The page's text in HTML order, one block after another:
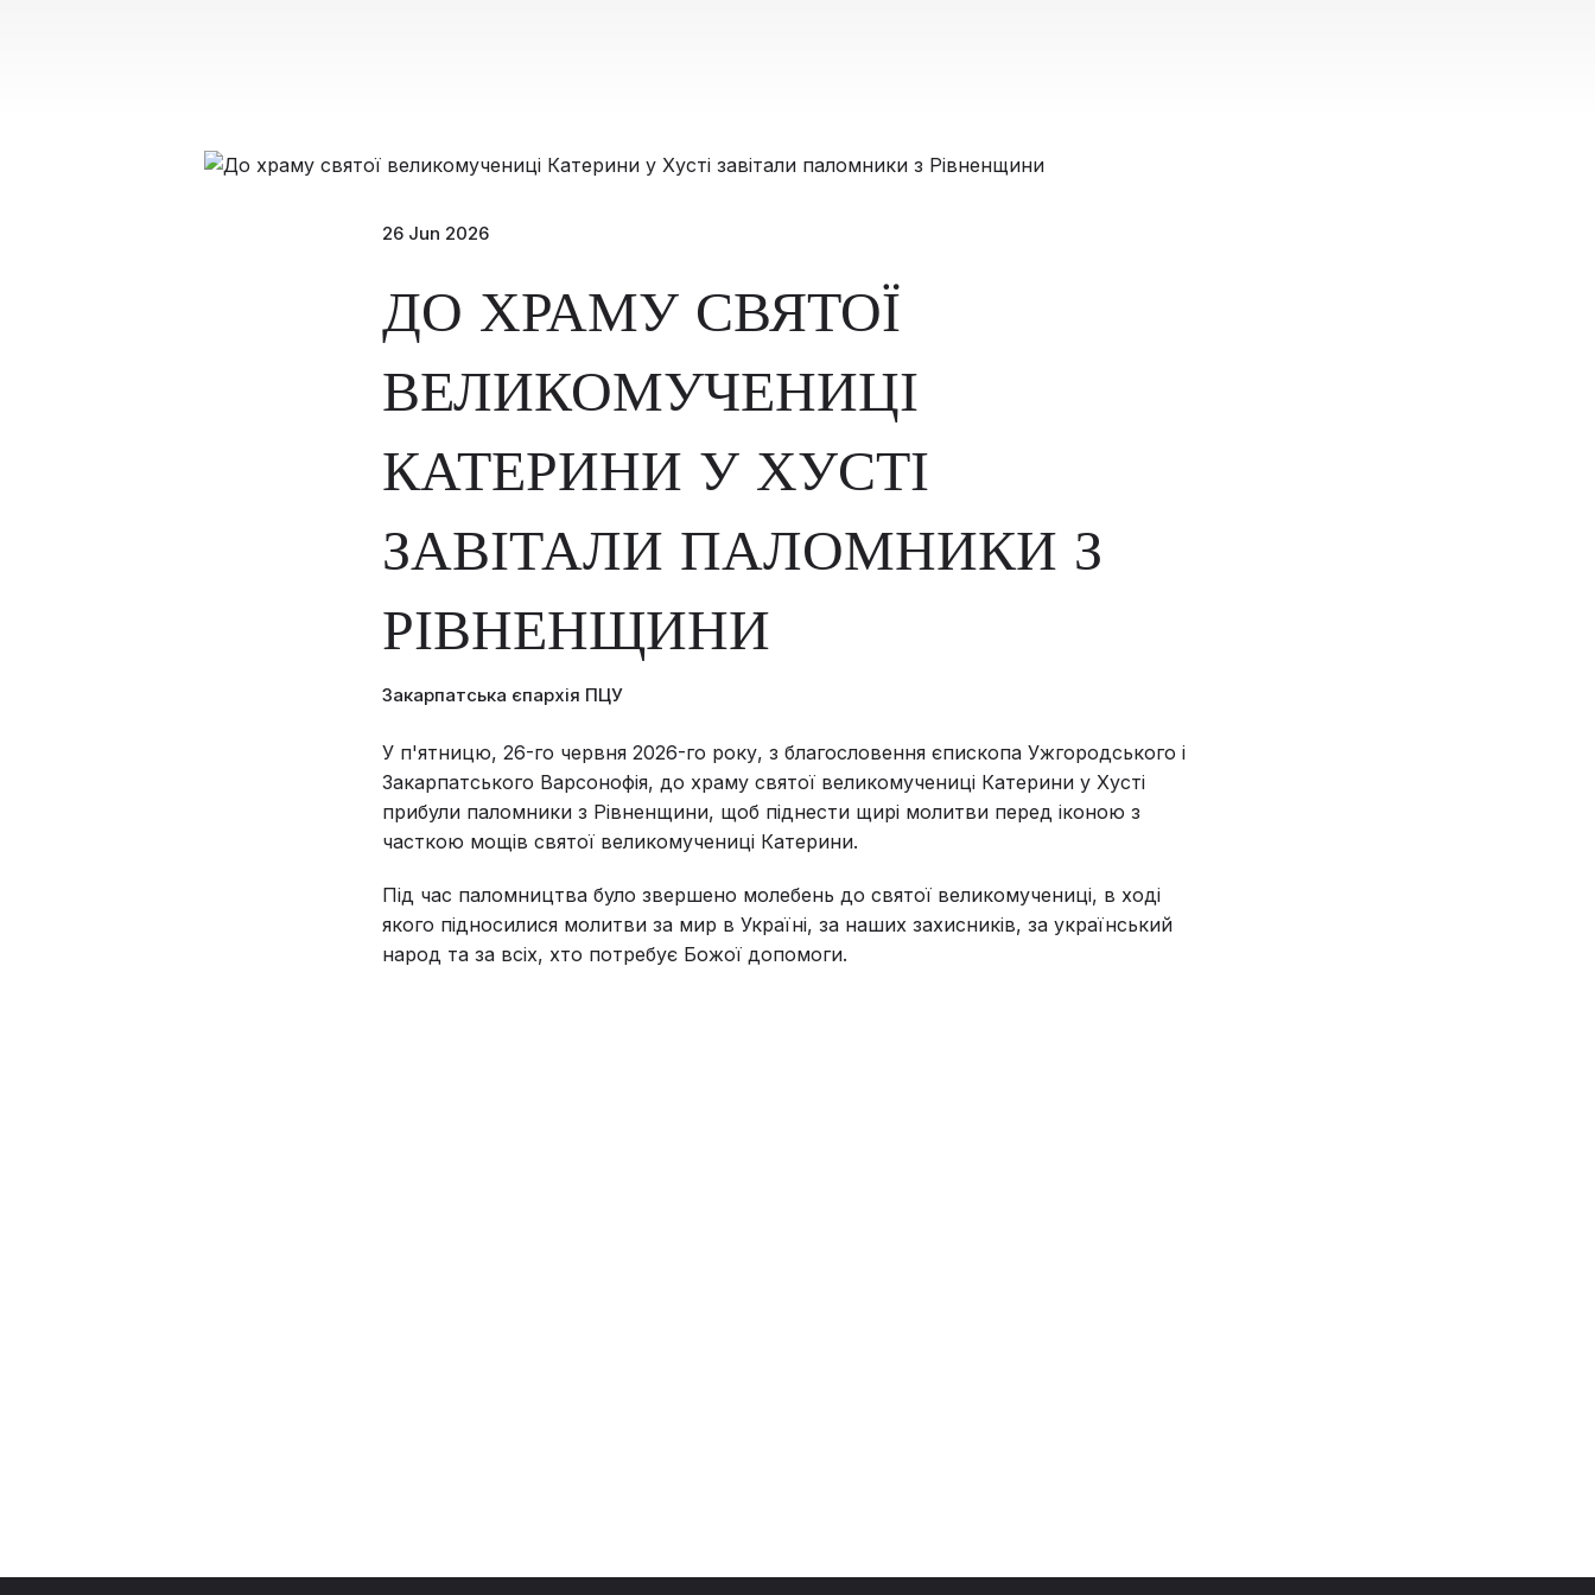
26 Jun 2026
ДО ХРАМУ СВЯТОЇ
ВЕЛИКОМУЧЕНИЦІ
КАТЕРИНИ У ХУСТІ
ЗАВІТАЛИ ПАЛОМНИКИ З
РІВНЕНЩИНИ
Закарпатська єпархія ПЦУ
У п'ятницю, 26-го червня 2026-го року, з благословення єпископа Ужгородського і
Закарпатського Варсонофія, до храму святої великомучениці Катерини у Хусті
прибули паломники з Рівненщини, щоб піднести щирі молитви перед іконою з
часткою мощів святої великомучениці Катерини.
Під час паломництва було звершено молебень до святої великомучениці, в ході
якого підносилися молитви за мир в Україні, за наших захисників, за український
народ та за всіх, хто потребує Божої допомоги.